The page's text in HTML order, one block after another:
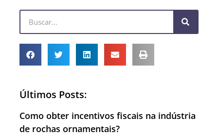
Últimos Posts:
Como obter incentivos fiscais na indústria
de rochas ornamentais?